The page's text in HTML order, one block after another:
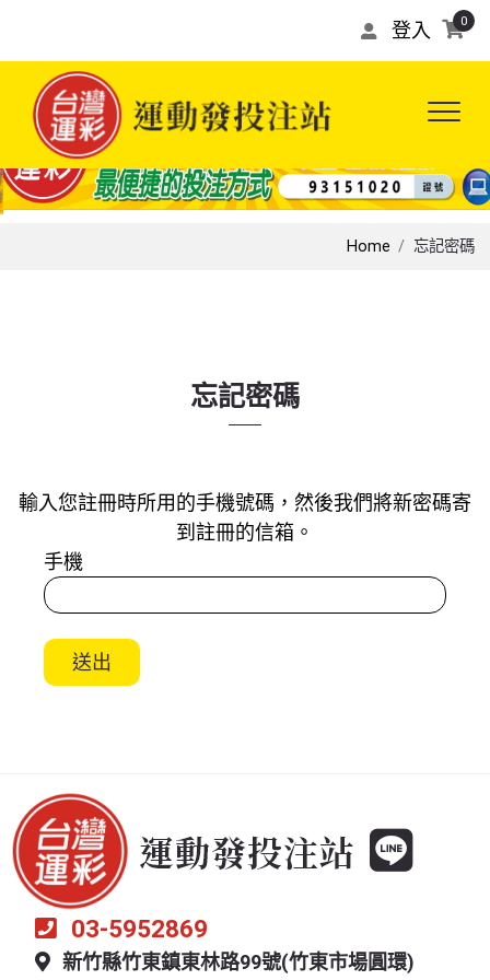
登入 0
Home 忘記密碼
忘記密碼
輸入您註冊時所用的手機號碼，然後我們將新密碼寄
到註冊的信箱。
手機
送出
03-5952869
新竹縣竹東鎮東林路99號(竹東市場圓環)